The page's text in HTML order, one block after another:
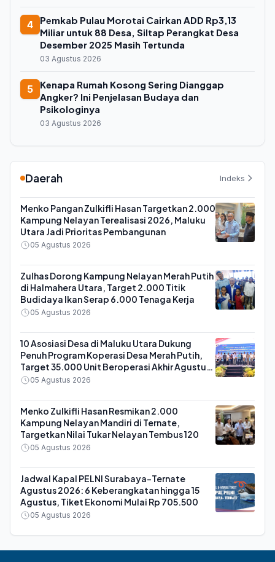
4
Pemkab Pulau Morotai Cairkan ADD Rp3,13
Miliar untuk 88 Desa, Siltap Perangkat Desa
Desember 2025 Masih Tertunda
03 Agustus 2026
5
Kenapa Rumah Kosong Sering Dianggap
Angker? Ini Penjelasan Budaya dan
Psikologinya
03 Agustus 2026
Daerah Indeks
Menko Pangan Zulkifli Hasan Targetkan 2.000
Kampung Nelayan Terealisasi 2026, Maluku
Utara Jadi Prioritas Pembangunan
05 Agustus 2026
Zulhas Dorong Kampung Nelayan Merah Putih
di Halmahera Utara, Target 2.000 Titik
Budidaya Ikan Serap 6.000 Tenaga Kerja
05 Agustus 2026
10 Asosiasi Desa di Maluku Utara Dukung
Penuh Program Koperasi Desa Merah Putih,
Target 35.000 Unit Beroperasi Akhir Agustus
202605 Agustus 2026
Menko Zulkifli Hasan Resmikan 2.000
Kampung Nelayan Mandiri di Ternate,
Targetkan Nilai Tukar Nelayan Tembus 120
05 Agustus 2026
Jadwal Kapal PELNI Surabaya-Ternate
Agustus 2026: 6 Keberangkatan hingga 15
Agustus, Tiket Ekonomi Mulai Rp 705.500
05 Agustus 2026